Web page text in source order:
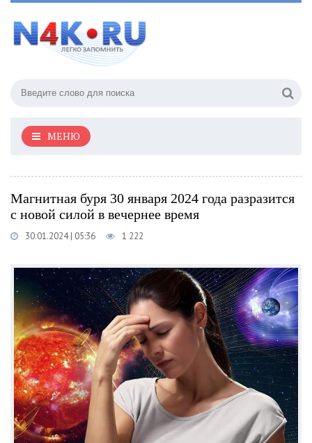
МЕНЮ
Магнитная буря 30 января 2024 года разразится
с новой силой в вечернее время
30.01.2024 | 05:36 1 222